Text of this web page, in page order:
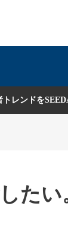
流通レポー
レンドを
たい